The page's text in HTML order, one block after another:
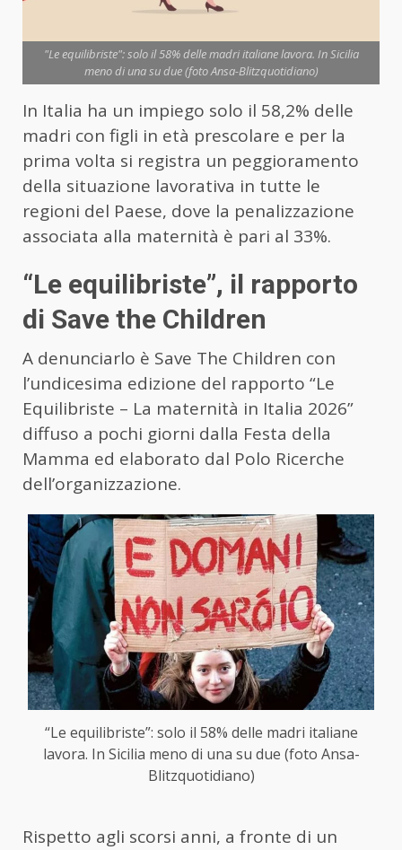
"Le equilibriste": solo il 58% delle madri italiane lavora. In Sicilia
meno di una su due (foto Ansa-Blitzquotidiano)
In Italia ha un impiego solo il 58,2% delle
madri con figli in età prescolare e per la
prima volta si registra un peggioramento
della situazione lavorativa in tutte le
regioni del Paese, dove la penalizzazione
associata alla maternità è pari al 33%.
“Le equilibriste”, il rapporto
di Save the Children
A denunciarlo è Save The Children con
l’undicesima edizione del rapporto “Le
Equilibriste – La maternità in Italia 2026”
diffuso a pochi giorni dalla Festa della
Mamma ed elaborato dal Polo Ricerche
dell’organizzazione.
“Le equilibriste”: solo il 58% delle madri italiane
lavora. In Sicilia meno di una su due (foto Ansa-
Blitzquotidiano)
Rispetto agli scorsi anni, a fronte di un